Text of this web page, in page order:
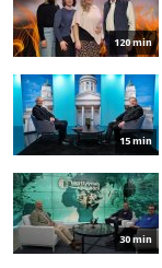
120 min
15 min
30 min